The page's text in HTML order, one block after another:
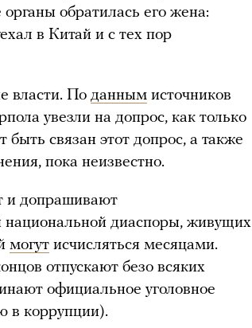
обратилась его жена:
в Китай и с тех пор
власти. По данным источников
увезли на допрос, как только
связан этот допрос, а также
пока неизвестно.
и допрашивают
национальной диаспоры, живущих
могут исчисляться месяцами.
отпускают безо всяких
официальное уголовное
в коррупции).